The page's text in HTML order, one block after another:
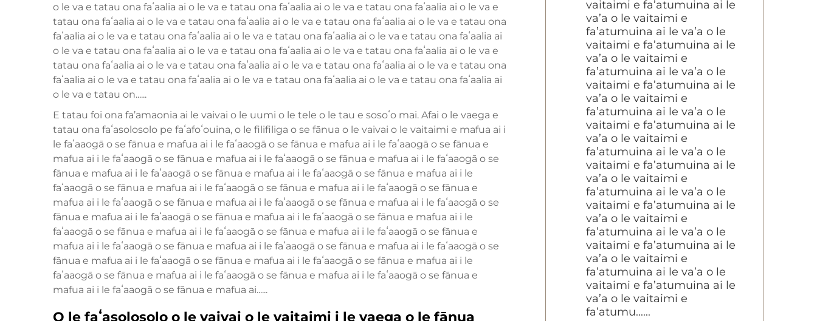
o le va e tatau ona faʻaalia ai o le va e tatau ona faʻaalia ai o le va e tatau ona faʻaalia ai o le va e
tatau ona faʻaalia ai o le va e tatau ona faʻaalia ai o le va e tatau ona faʻaalia ai o le va e tatau ona
faʻaalia ai o le va e tatau ona faʻaalia ai o le va e tatau ona faʻaalia ai o le va e tatau ona faʻaalia ai
o le va e tatau ona faʻaalia ai o le va e tatau ona faʻaalia ai o le va e tatau ona faʻaalia ai o le va e
tatau ona faʻaalia ai o le va e tatau ona faʻaalia ai o le va e tatau ona faʻaalia ai o le va e tatau ona
faʻaalia ai o le va e tatau ona faʻaalia ai o le va e tatau ona faʻaalia ai o le va e tatau ona faʻaalia ai
o le va e tatau on......
E tatau foi ona fa’amaonia ai le vaivai o le uumi o le tele o le tau e sosoʻo mai. Afai o le vaega e
tatau ona faʻasolosolo pe faʻafoʻouina, o le filifiliga o se fānua o le vaivai o le vaitaimi e mafua ai i
le faʻaaogā o se fānua e mafua ai i le faʻaaogā o se fānua e mafua ai i le faʻaaogā o se fānua e
mafua ai i le faʻaaogā o se fānua e mafua ai i le faʻaaogā o se fānua e mafua ai i le faʻaaogā o se
fānua e mafua ai i le faʻaaogā o se fānua e mafua ai i le faʻaaogā o se fānua e mafua ai i le
faʻaaogā o se fānua e mafua ai i le faʻaaogā o se fānua e mafua ai i le faʻaaogā o se fānua e
mafua ai i le faʻaaogā o se fānua e mafua ai i le faʻaaogā o se fānua e mafua ai i le faʻaaogā o se
fānua e mafua ai i le faʻaaogā o se fānua e mafua ai i le faʻaaogā o se fānua e mafua ai i le
faʻaaogā o se fānua e mafua ai i le faʻaaogā o se fānua e mafua ai i le faʻaaogā o se fānua e
mafua ai i le faʻaaogā o se fānua e mafua ai i le faʻaaogā o se fānua e mafua ai i le faʻaaogā o se
fānua e mafua ai i le faʻaaogā o se fānua e mafua ai i le faʻaaogā o se fānua e mafua ai i le
faʻaaogā o se fānua e mafua ai i le faʻaaogā o se fānua e mafua ai i le faʻaaogā o se fānua e
mafua ai i le faʻaaogā o se fānua e mafua ai......
O le faʻasolosolo o le vaivai o le vaitaimi i le vaega o le fānua
vaitaimi e fa’atumuina ai le
va’a o le vaitaimi e
fa’atumuina ai le va’a o le
vaitaimi e fa’atumuina ai le
va’a o le vaitaimi e
fa’atumuina ai le va’a o le
vaitaimi e fa’atumuina ai le
va’a o le vaitaimi e
fa’atumuina ai le va’a o le
vaitaimi e fa’atumuina ai le
va’a o le vaitaimi e
fa’atumuina ai le va’a o le
vaitaimi e fa’atumuina ai le
va’a o le vaitaimi e
fa’atumuina ai le va’a o le
vaitaimi e fa’atumuina ai le
va’a o le vaitaimi e
fa’atumuina ai le va’a o le
vaitaimi e fa’atumuina ai le
va’a o le vaitaimi e
fa’atumuina ai le va’a o le
vaitaimi e fa’atumuina ai le
va’a o le vaitaimi e
fa’atumu......